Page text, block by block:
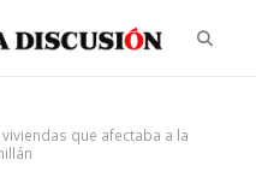
que afectaba a la